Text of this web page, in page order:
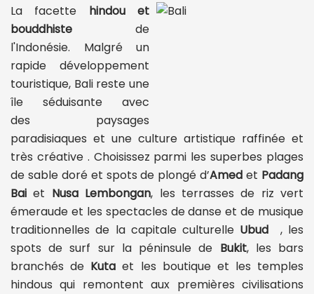
La facette hindou et
bouddhiste de
l'Indonésie. Malgré un
rapide développement
touristique, Bali reste une
île séduisante avec
des paysages
paradisiaques et une culture artistique raffinée et
très créative . Choisissez parmi les superbes plages
de sable doré et spots de plongé d’Amedet Padang
Bai et Nusa Lembongan, les terrasses de riz vert
émeraude et les spectacles de danse et de musique
traditionnelles de la capitale culturelle Ubud , les
spots de surf sur la péninsule de Bukit, les bars
branchés de Kutaet les boutique et les temples
hindous qui remontent aux premières civilisations